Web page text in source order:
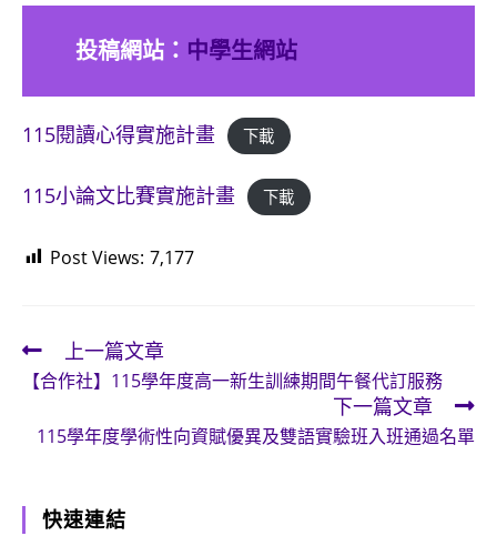
投稿網站： 中學生網站
115閱讀心得實施計畫 下載
115小論文比賽實施計畫 下載
Post Views: 7,177
Read
more
articles
上一篇文章
【合作社】115學年度高一新生訓練期間午餐代訂服務
下一篇文章
115學年度學術性向資賦優異及雙語實驗班入班通過名單
快速連結